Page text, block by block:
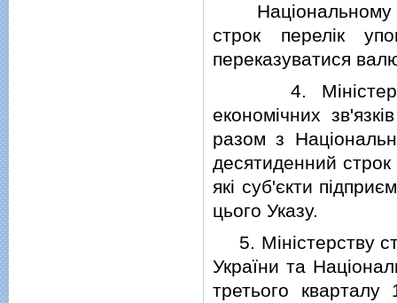
Нацiональному
строк перелiк
переказуватися
4. Мiнiстерству
економiчних
разом з
десятиденний
якi суб'єкти
цього Указу.
5. Мiнiстерству
України та
третього